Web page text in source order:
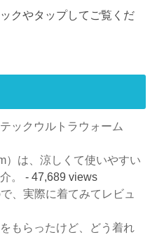
クやタップしてご覧くだ
ックウルトラウォーム
）は、涼しくて使いやすい
。
- 47,689 views
、実際に着てみてレビュ
もらったけど、どう着れ